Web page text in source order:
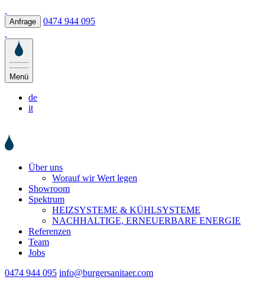
Anfrage 0474 944 095
Menü
de
it
Über uns
Worauf wir Wert legen
Showroom
Spektrum
HEIZSYSTEME & KÜHLSYSTEME
NACHHALTIGE, ERNEUERBARE ENERGIE
Referenzen
Team
Jobs
0474 944 095 info@burgersanitaer.com